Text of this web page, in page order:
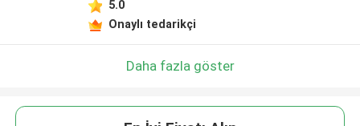
5.0
Onaylı tedarikçi
Daha fazla göster